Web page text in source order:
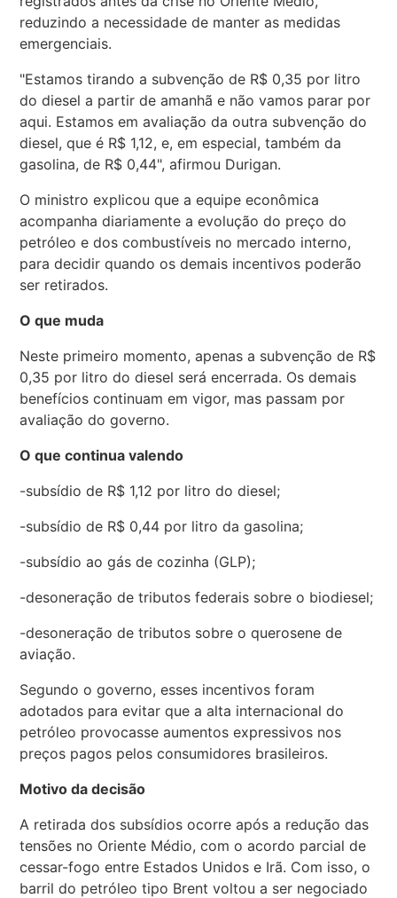
reduzindo a necessidade de manter as medidas
emergenciais.
"Estamos tirando a subvenção de R$ 0,35 por litro
do diesel a partir de amanhã e não vamos parar por
aqui. Estamos em avaliação da outra subvenção do
diesel, que é R$ 1,12, e, em especial, também da
gasolina, de R$ 0,44", afirmou Durigan.
O ministro explicou que a equipe econômica
acompanha diariamente a evolução do preço do
petróleo e dos combustíveis no mercado interno,
para decidir quando os demais incentivos poderão
ser retirados.
O que muda
Neste primeiro momento, apenas a subvenção de R$
0,35 por litro do diesel será encerrada. Os demais
benefícios continuam em vigor, mas passam por
avaliação do governo.
O que continua valendo
-subsídio de R$ 1,12 por litro do diesel;
-subsídio de R$ 0,44 por litro da gasolina;
-subsídio ao gás de cozinha (GLP);
-desoneração de tributos federais sobre o biodiesel;
-desoneração de tributos sobre o querosene de
aviação.
Segundo o governo, esses incentivos foram
adotados para evitar que a alta internacional do
petróleo provocasse aumentos expressivos nos
preços pagos pelos consumidores brasileiros.
Motivo da decisão
A retirada dos subsídios ocorre após a redução das
tensões no Oriente Médio, com o acordo parcial de
cessar-fogo entre Estados Unidos e Irã. Com isso, o
barril do petróleo tipo Brent voltou a ser negociado